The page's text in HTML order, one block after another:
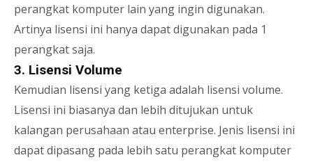
perangkat komputer lain yang ingin digunakan.
Artinya lisensi ini hanya dapat digunakan pada 1
perangkat saja.
3. Lisensi Volume
Kemudian lisensi yang ketiga adalah lisensi volume.
Lisensi ini biasanya dan lebih ditujukan untuk
kalangan perusahaan atau enterprise. Jenis lisensi ini
dapat dipasang pada lebih satu perangkat komputer